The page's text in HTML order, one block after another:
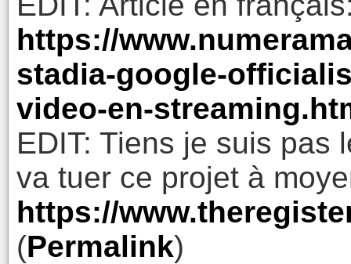
https://
stadia-google-
video-en-
EDIT: Tiens je suis pas
va tuer ce projet à
https://
(Permalink)